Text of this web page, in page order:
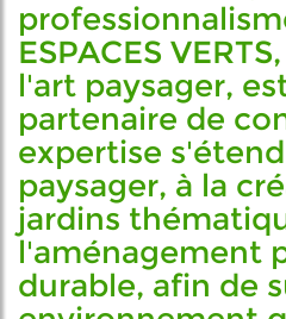
ESPACES
l'art paysager,
partenaire de
expertise
paysager, à la
jardins
l'aménagement
durable, afin de